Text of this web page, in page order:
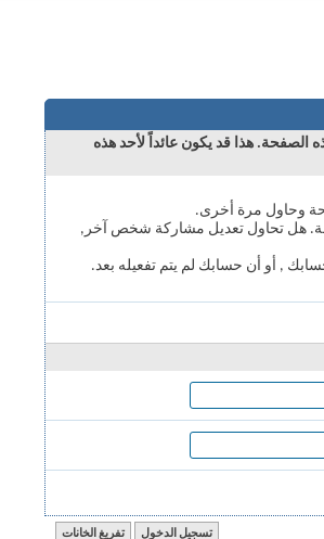
عائداً لأحد هذه
مشاركة شخص آخر,
يتم تفعيله بعد.